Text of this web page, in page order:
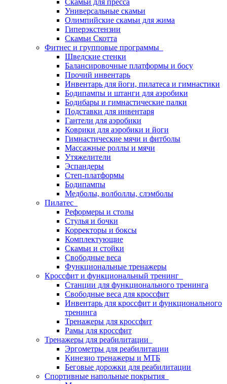
Скамьи для пресса
Универсальные скамьи
Олимпийские скамьи для жима
Гиперэкстензии
Скамьи Скотта
Фитнес и групповые программы
Шведские стенки
Балансировочные платформы и босу
Прочий инвентарь
Инвентарь для йоги, пилатеса и гимнастики
Бодипампы и штанги для аэробики
Бодибары и гимнастические палки
Подставки для инвентаря
Гантели для аэробики
Коврики для аэробики и йоги
Гимнастические мячи и фитболы
Массажные роллы и мячи
Утяжелители
Эспандеры
Степ-платформы
Бодипампы
Медболы, волболлы, слэмболы
Пилатес
Реформеры и столы
Стулья и бочки
Корректоры и боксы
Комплектующие
Скамьи и стойки
Свободные веса
Функциональные тренажеры
Кроссфит и функциональный тренинг
Станции для функционального тренинга
Свободные веса для кроссфит
Инвентарь для кроссфит и функционального
тренинга
Тренажеры для кроссфит
Рамы для кроссфит
Тренажеры для реабилитации
Эргометры для реабилитации
Кинезио тренажеры и МТБ
Беговые дорожки для реабилитации
Спортивные напольные покрытия